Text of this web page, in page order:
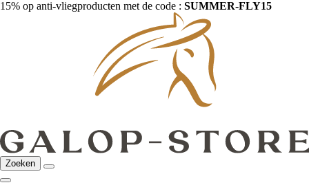
15% op anti-vliegproducten met de code : SUMMER-FLY15
Zoeken